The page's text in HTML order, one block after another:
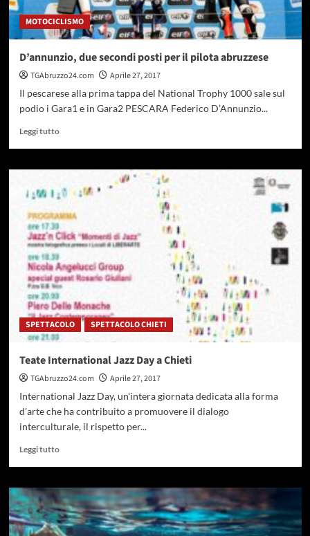
MOTOCICLISMO
D’annunzio, due secondi posti per il pilota abruzzese
TGAbruzzo24.com
Aprile 27, 2017
Il pescarese alla prima tappa del National Trophy 1000 sale sul
podio i Gara1 e in Gara2 PESCARA Federico D’Annunzio...
Leggi tuttoLeggi
su
due
posti
per
il
pilota
abruzzese
SPETTACOLO SPETTACOLO CHIETI
Teate International Jazz Day a Chieti
TGAbruzzo24.com
Aprile 27, 2017
International Jazz Day, un'intera giornata dedicata alla forma
d'arte che ha contribuito a promuovere il dialogo
interculturale, il rispetto per...
Leggi tuttoLeggi
su
Teate
International
Jazz